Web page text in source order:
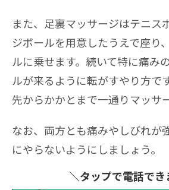
また、足裏マッサージはテニス
ジボールを用意したうえで座り
ルに乗せます。続いて特に痛み
ルが来るように転がすやり方で
先からかかとまで一通りマッサ
なお、両方とも痛みやしびれが
にやらないようにしましょう。
＼タップで電話でき